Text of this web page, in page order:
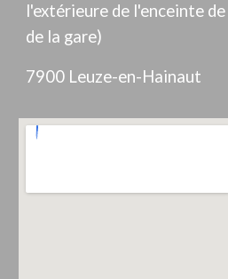
l'extérieure de l'enceinte
de la gare)
7900 Leuze-en-Hainaut